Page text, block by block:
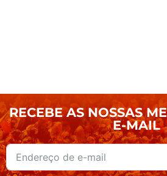
RECEBE AS NOSSAS
E-MAIL